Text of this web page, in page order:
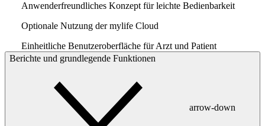
Anwenderfreundliches Konzept für leichte Bedienbarkeit
Optionale Nutzung der mylife Cloud
Einheitliche Benutzeroberfläche für Arzt und Patient
Berichte und grundlegende Funktionen
arrow-down